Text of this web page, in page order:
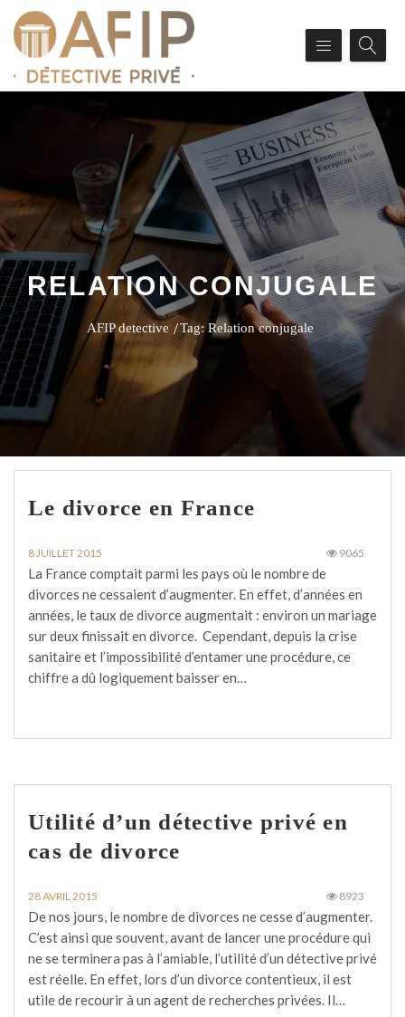
RELATION CONJUGALE
AFIP detective Tag: Relation conjugale
Le divorce en France
8 JUILLET 2015 9065
La France comptait parmi les pays où le nombre de
divorces ne cessaient d’augmenter. En effet, d’années en
années, le taux de divorce augmentait : environ un mariage
sur deux finissait en divorce. Cependant, depuis la crise
sanitaire et l’impossibilité d’entamer une procédure, ce
chiffre a dû logiquement baisser en…
Utilité d’un détective privé en
cas de divorce
28 AVRIL 2015 8923
De nos jours, le nombre de divorces ne cesse d’augmenter.
C’est ainsi que souvent, avant de lancer une procédure qui
ne se terminera pas à l’amiable, l’utilité d’un détective privé
est réelle. En effet, lors d’un divorce contentieux, il est
utile de recourir à un agent de recherches privées. Il…